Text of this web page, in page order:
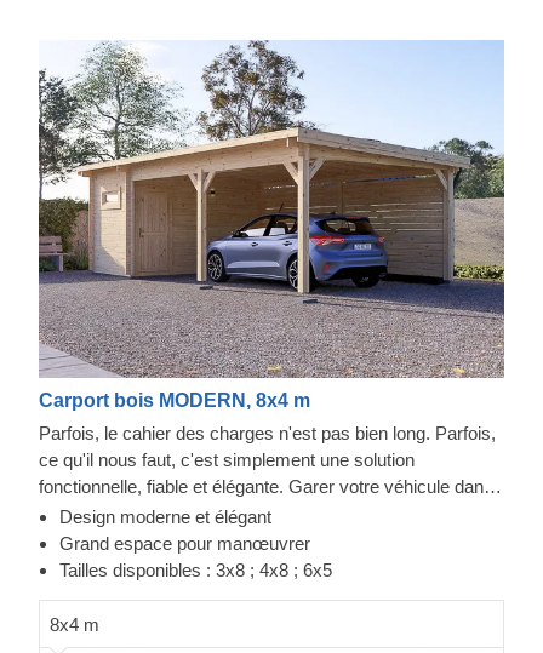
Carport bois MODERN, 8x4 m
Parfois, le cahier des charges n'est pas bien long. Parfois,
ce qu'il nous faut, c'est simplement une solution
fonctionnelle, fiable et élégante. Garer votre véhicule dans
cette structure peut se faire tous les jours, grâce à ce
parking couvert avec stockage. Fabriqué en bois de
conifère à croissance lente, le MODERN offre une
côté de la voiture donnant sur un espace de stockage. Ces
7m² supplémentaires peuvent être d'une aide précieuse
Design moderne et élégant
Grand espace pour manœuvrer
Tailles disponibles : 3x8 ; 4x8 ; 6x5
8x4 m